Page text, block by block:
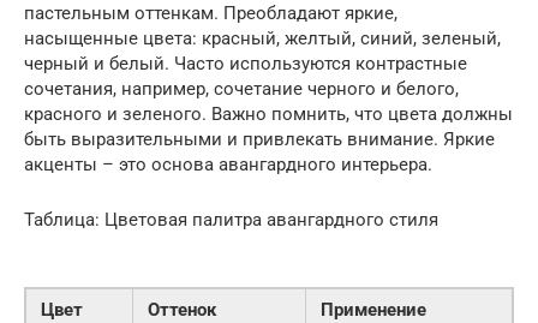
пастельным оттенкам. Преобладают яркие,
насыщенные цвета: красный, желтый, синий, зеленый,
черный и белый. Часто используются контрастные
сочетания, например, сочетание черного и белого,
красного и зеленого. Важно помнить, что цвета должны
быть выразительными и привлекать внимание. Яркие
акценты – это основа авангардного интерьера.
Таблица: Цветовая палитра авангардного стиля
Цвет Оттенок Применение